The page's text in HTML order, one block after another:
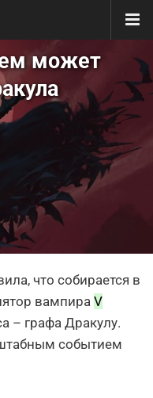
может
что собирается в
вампира V
– графа Дракулу.
событием